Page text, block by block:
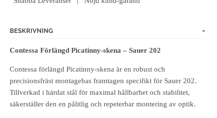
BESKRIVNING
Contessa Förlängd Picatinny-skena – Sauer 202
Contessa förlängd Picatinny-skena är en robust och
precisionsfräst montagebas framtagen specifikt för Sauer 202.
Tillverkad i härdat stål för maximal hållbarhet och stabilitet,
säkerställer den en pålitlig och repeterbar montering av optik.